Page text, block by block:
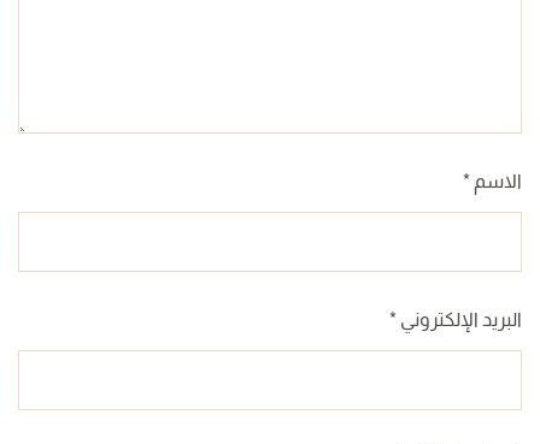
الاسم *
البريد الإلكتروني *